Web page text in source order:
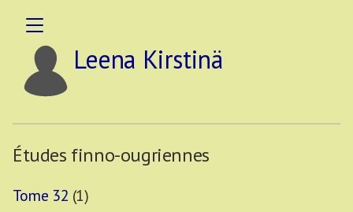
Leena Kirstinä
Études finno-ougriennes
Tome 32 (1)